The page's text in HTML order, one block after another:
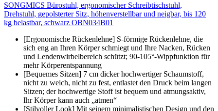
SONGMICS Bürostuhl, ergonomischer Schreibtischstuhl,
Drehstuhl, gepolsterter Sitz, höhenverstellbar und neigbar, bis 120
kg belastbar, schwarz OBN034B01
[Ergonomische Rückenlehne] S-förmige Rückenlehne, die
sich eng an Ihren Körper schmiegt und Ihre Nacken, Rücken
und Lendenwirbelbereich schützt; 90-105°-Wippfunktion für
mehr Körperentspannung
[Bequemes Sitzen] 7 cm dicker hochwertiger Schaumstoff,
nicht zu weich, nicht zu fest, entlastet den Druck beim langen
Sitzen; der hochwertige Stoff ist bequem und atmungsaktiv,
Ihr Körper kann auch „atmen“
[Stilvoller Look] Mit seinem minimalistischen Design und den